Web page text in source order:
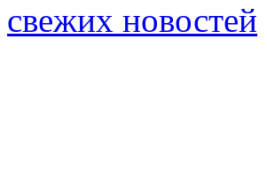
свежих новостей